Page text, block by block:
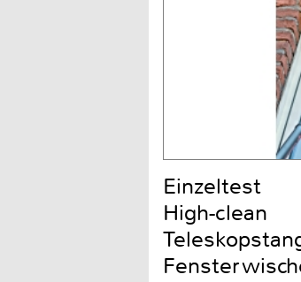
Einzeltest
High-clean